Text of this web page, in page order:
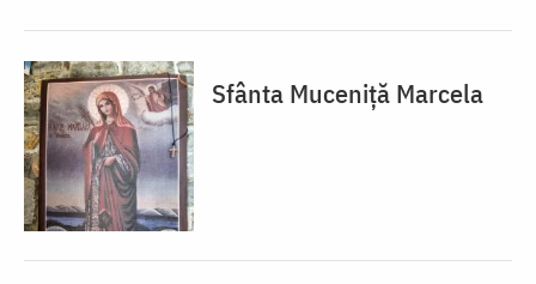
Sfânta Muceniță Marcela